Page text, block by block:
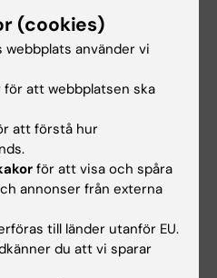
Nu stärks det
på KI
tillträder nya ledare och
ledamöter för…
(cookies)
använder vi
för att webbplatsen ska
att förstå hur
för att visa och spåra
annonser från externa
till länder utanför EU.
du att vi sparar